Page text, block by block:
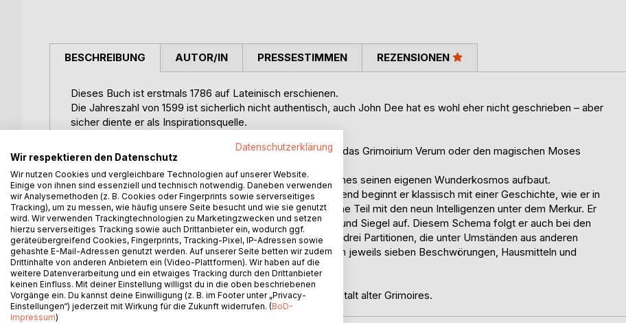
BESCHREIBUNG
Dieses Buch ist erstmals 1786 auf Lateinisch erschienen.
Die Jahreszahl von 1599 ist sicherlich nicht authentisch, auch John Dee hat es wohl eher nicht geschrieben – aber
sicher diente er als Inspirationsquelle.
Der Schreiber orientiert sich an vorhandener Literatur wie das Grimoirium Verum oder den magischen Moses
Büchern.
Vor uns liegt ein liebevoll gestaltetes okkultes Werk, welches seinen eigenen Wunderkosmos aufbaut.
Der Autor strukturiert sein Werk sehr systematisch. Einleitend beginnt er klassisch mit einer Geschichte, wie er in
Besitz des Buches gelangt ist. Dann beginnt der eigentliche Teil mit den neun Intelligenzen unter dem Merkur. Er
baut ein komplettes Ritual mit Kreis, Zauberstab, Amulett und Siegel auf. Diesem Schema folgt er auch bei den
weiteren sieben Fürsten unter dem Merkur. Darauf folgen drei Partitionen, die unter Umständen aus anderen
Büchern stammen, bzw. inspiriert sind. Eine Sammlung von jeweils sieben Beschwörungen, Hausmitteln und
Amuletten.
Ein einheitliches Stück Zaubergeschichte in typischer Gestalt alter Grimoires.
AUTOR/IN PRESSESTIMMEN REZENSIONEN
Datenschutzerklärung
Wir respektieren den Datenschutz
Wir nutzen Cookies und vergleichbare Technologien auf unserer Website.
Einige von ihnen sind essenziell und technisch notwendig. Daneben verwenden
wir Analysemethoden (z. B. Cookies oder Fingerprints sowie serverseitiges
Tracking), um zu messen, wie häufig unsere Seite besucht und wie sie genutzt
wird. Wir verwenden Trackingtechnologien zu Marketingzwecken und setzen
hierzu serverseitiges Tracking sowie auch Drittanbieter ein, wodurch ggf.
geräteübergreifend Cookies, Fingerprints, Tracking-Pixel, IP-Adressen sowie
gehashte E-Mail-Adressen genutzt werden. Auf unserer Seite betten wir zudem
Drittinhalte von anderen Anbietern ein (Video-Plattformen). Wir haben auf die
weitere Datenverarbeitung und ein etwaiges Tracking durch den Drittanbieter
keinen Einfluss. Mit deiner Einstellung willigst du in die oben beschriebenen
Vorgänge ein. Du kannst deine Einwilligung (z. B. im Footer unter „Privacy-
Einstellungen“) jederzeit mit Wirkung für die Zukunft widerrufen. (BoD-
Impressum)